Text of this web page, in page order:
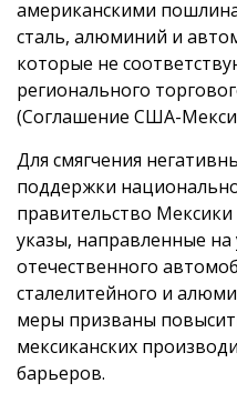
американскими
сталь, алюминий и
которые не
регионального
(Соглашение США-
Для смягчения
поддержки
правительство
указы, направленные на
отечественного
сталелитейного и
меры призваны
мексиканских
барьеров.